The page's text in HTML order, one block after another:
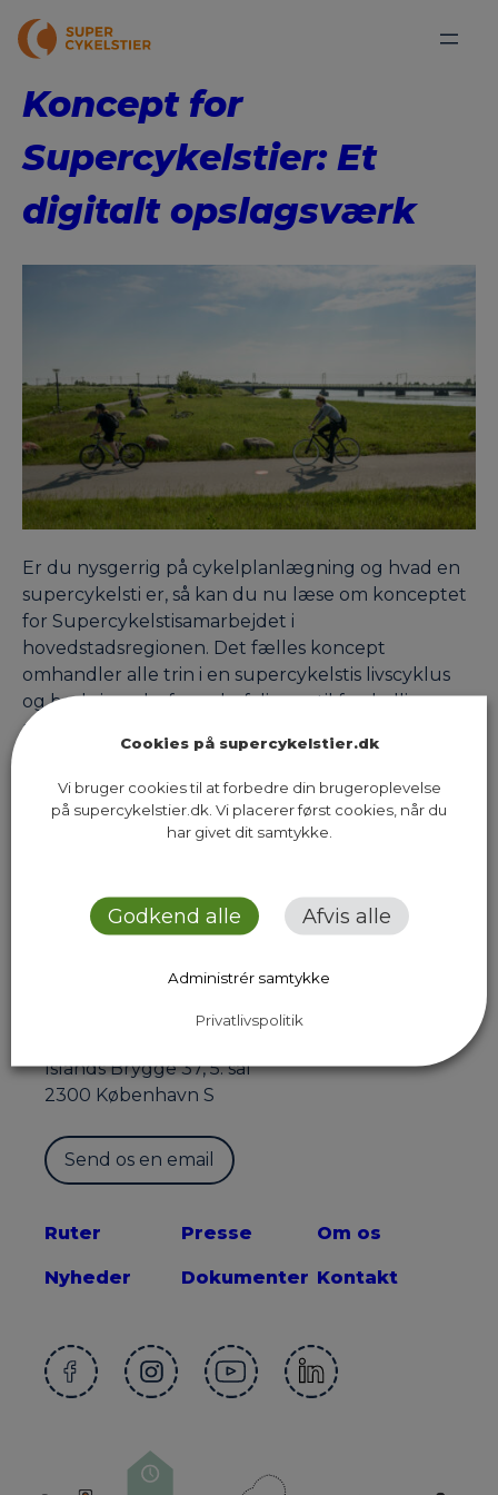
Koncept for
Supercykelstier: Et
digitalt opslagsværk
Er du nysgerrig på cykelplanlægning og hvad en
supercykelsti er, så kan du nu læse om konceptet
for Supercykelstisamarbejdet i
hovedstadsregionen. Det fælles koncept
omhandler alle trin i en supercykelstis livscyklus
og beskriver derfor anbefalinger til forskellige
procestrin i realiseringen af en supercykelsti, som
skal bidrage til den gode cykeloplevelse og
dermed fremme cykling i…
Islands Brygge 37, 5. sal
2300 København S
Send os en email
Ruter
Nyheder
Presse
Dokumenter
Om os
Kontakt
Cookies på supercykelstier.dk
Vi bruger cookies til at forbedre din brugeroplevelse
på supercykelstier.dk. Vi placerer først cookies, når du
har givet dit samtykke.
Godkend alle Afvis alle
Administrér samtykke
Privatlivspolitik